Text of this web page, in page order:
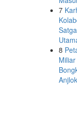
7
8
Anjlok